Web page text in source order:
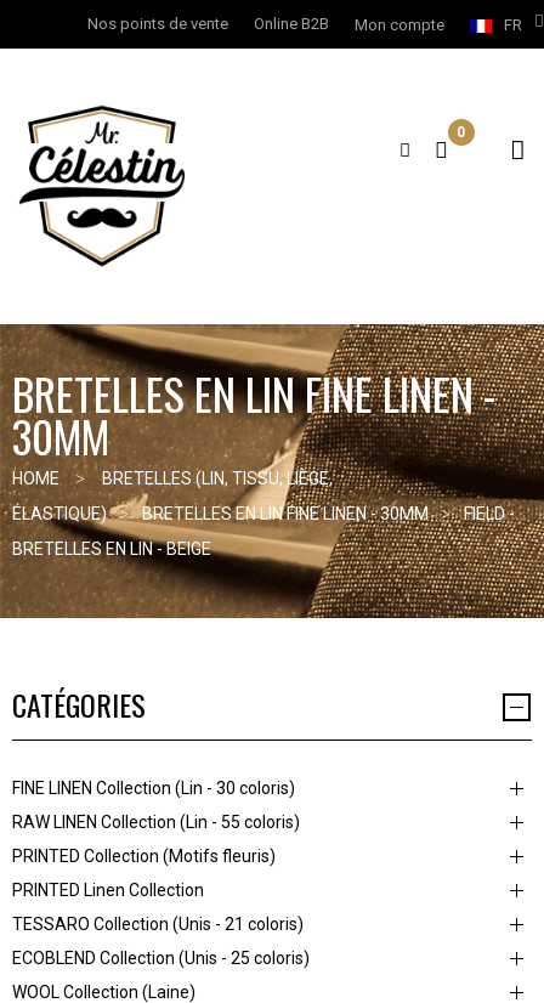
FR
Mon compte
Online B2B
Nos points de vente
0
BRETELLES EN LIN FINE LINEN -
30MM
HOME
BRETELLES (LIN, TISSU, LIÈGE,
ÉLASTIQUE)
BRETELLES EN LIN FINE LINEN - 30MM
FIELD -
BRETELLES EN LIN - BEIGE
CATÉGORIES
FINE LINEN Collection (Lin - 30 coloris)
RAW LINEN Collection (Lin - 55 coloris)
PRINTED Collection (Motifs fleuris)
PRINTED Linen Collection
TESSARO Collection (Unis - 21 coloris)
ECOBLEND Collection (Unis - 25 coloris)
WOOL Collection (Laine)